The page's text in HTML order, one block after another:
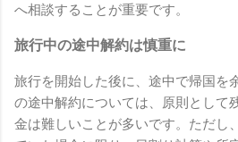
へ相談することが重要です。
旅行中の途中解約は慎重に
旅行を開始した後に、途中で帰国を
の途中解約については、原則として
金は難しいことが多いです。ただし